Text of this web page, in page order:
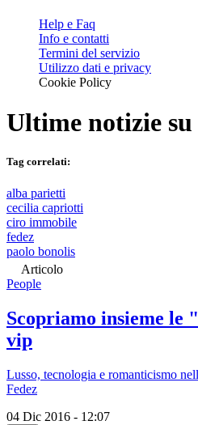
Help e Faq
Info e contatti
Termini del servizio
Utilizzo dati e privacy
Cookie Policy
Ultime notizie su
Tag correlati:
alba parietti
cecilia capriotti
ciro immobile
fedez
paolo bonolis
Articolo
People
Scopriamo insieme
vip
Lusso, tecnologia e romanticismo
Fedez
04 Dic 2016 - 12:07